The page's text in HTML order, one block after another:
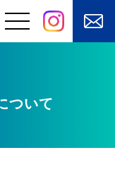
ついて